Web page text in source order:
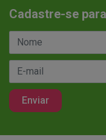
Cadastre-se